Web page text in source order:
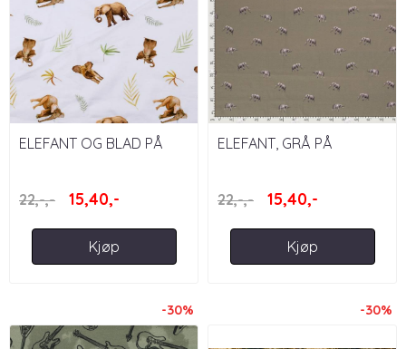
ELEFANT OG BLAD PÅ
22,-,-
15,40,-
Kjøp
ELEFANT, GRÅ PÅ
22,-,-
15,40,-
Kjøp
-30% -30%